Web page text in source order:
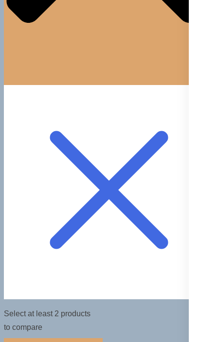
Select at least 2 products
to compare